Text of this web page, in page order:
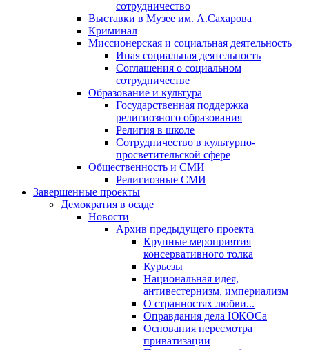
сотрудничество
Выставки в Музее им. А.Сахарова
Криминал
Миссионерская и социальная деятельность
Иная социальная деятельность
Соглашения о социальном
сотрудничестве
Образование и культура
Государственная поддержка
религиозного образования
Религия в школе
Сотрудничество в культурно-
просветительской сфере
Общественность и СМИ
Религиозные СМИ
Завершенные проекты
Демократия в осаде
Новости
Архив предыдущего проекта
Крупные мероприятия
консервативного толка
Курьезы
Национальная идея,
антивестернизм, империализм
О странностях любви...
Оправдания дела ЮКОСа
Основания пересмотра
приватизации